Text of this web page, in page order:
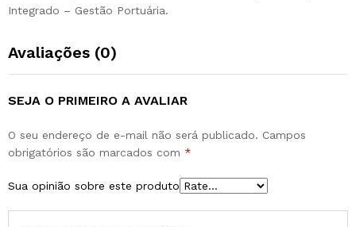
Integrado – Gestão Portuária.
Avaliações (0)
SEJA O PRIMEIRO A AVALIAR
O seu endereço de e-mail não será publicado. Campos
obrigatórios são marcados com *
Sua opinião sobre este produto